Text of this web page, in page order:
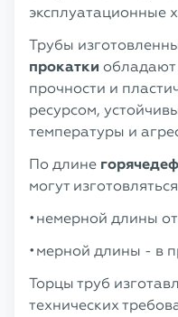
эксплуатационные
Трубы
прокатки обладают
прочности и
ресурсом,
температуры и
По длине
могут
немерной длины от
мерной длины - в
Торцы труб
технических